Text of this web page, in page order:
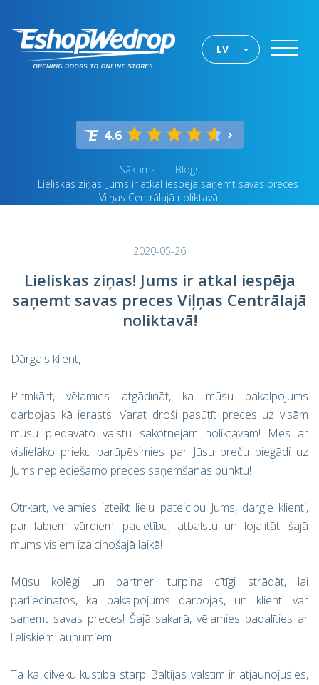
LV
4.6
Sākums
Blogs
Lieliskas ziņas! Jums ir atkal iespēja saņemt savas preces
Viļņas Centrālajā noliktavā!
2020-05-26
Lieliskas ziņas! Jums ir atkal iespēja
saņemt savas preces Viļņas Centrālajā
noliktavā!
Dārgais klient,
Pirmkārt, vēlamies atgādināt, ka mūsu pakalpojums
darbojas kā ierasts. Varat droši pasūtīt preces uz visām
mūsu piedāvāto valstu sākotnējām noliktavām! Mēs ar
vislielāko prieku parūpēsimies par Jūsu preču piegādi uz
Jums nepieciešamo preces saņemšanas punktu!
Otrkārt, vēlamies izteikt lielu pateicību Jums, dārgie klienti,
par labiem vārdiem, pacietību, atbalstu un lojalitāti šajā
mums visiem izaicinošajā laikā!
Mūsu kolēģi un partneri turpina cītīgi strādāt, lai
pārliecinātos, ka pakalpojums darbojas, un klienti var
saņemt savas preces! Šajā sakarā, vēlamies padalīties ar
lieliskiem jaunumiem!
Tā kā cilvēku kustība starp Baltijas valstīm ir atjaunojusies,